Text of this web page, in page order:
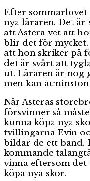
Efter
nya läraren. Det är
att Astera vet att
blir det för
att hon skriker på
det är svårt att
ut. Läraren är nog
men kan
När Asteras
försvinner så
kunna köpa nya
tvillingarna Evin
bildar de ett band.
kommande
vinna eftersom det
köpa nya skor.